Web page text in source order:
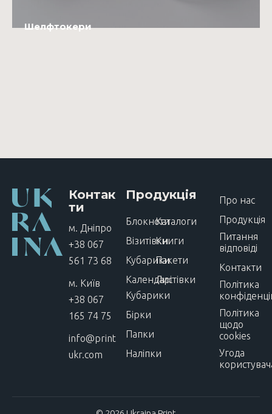
Шелфтокери
Контак
ти
м. Дніпро
+38 067
561 73 68
м. Київ
+38 067
165 74 75
info@print
ukr.com
Продукція
Блокноти
Візитівки
Кубарики
Календарі
Каталоги
Книги
Пакети
Листівки
Кубарики
Бірки
Папки
Наліпки
Про нас
Продукція
Питання
відповіді
Контакти
Політика
Політика
щодо
cookies
Угода